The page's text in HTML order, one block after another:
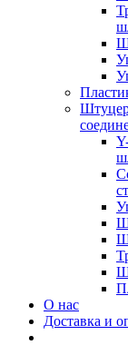
О нас
Доставка и